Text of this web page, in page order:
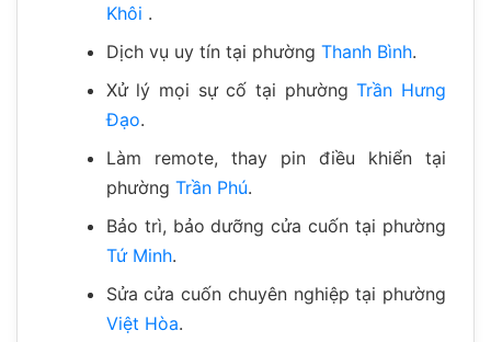
Khôi .
Dịch vụ uy tín tại phường Thanh Bình.
Xử lý mọi sự cố tại phườngTrần Hưng
Đạo.
Làm remote, thay pin điều khiển tại
phường Trần Phú.
Bảo trì, bảo dưỡng cửa cuốn tại phường
Tứ Minh.
Sửa cửa cuốn chuyên nghiệp tại phường
Việt Hòa.